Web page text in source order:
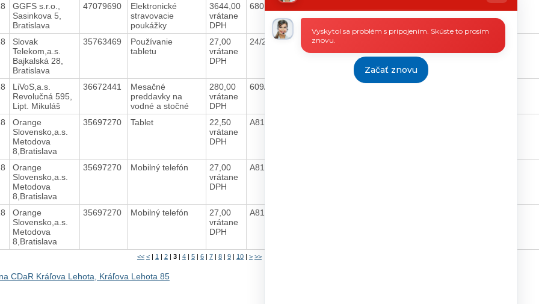
GGFS s.r.o.,
Sasinkova 5,
Bratislava
47079690
Elektronické
stravovacie
poukážky
3644,00
vrátane
DPH
6801/2015
Slovak
Telekom,a.s.
Bajkalská 28,
Bratislava
35763469
Používanie
tabletu
27,00
vrátane
DPH
24/2016
LiVoS,a.s.
Revolučná 595,
Lipt. Mikuláš
36672441
Mesačné
preddavky na
vodné a stočné
280,00
vrátane
DPH
609/2005
Orange
Slovensko,a.s.
Metodova
8,Bratislava
35697270 Tablet
22,50
vrátane
DPH
A8161910/2014,A10012064/2016
Orange
Slovensko,a.s.
Metodova
8,Bratislava
35697270 Mobilný telefón
27,00
vrátane
DPH
A8161910/2014,A10012064/2016
Orange
Slovensko,a.s.
Metodova
8,Bratislava
35697270 Mobilný telefón
27,00
vrátane
DPH
A8161910/2014,A10012064/2016
<< <| 1 | 2| 3| 4| 5| 6| 7| 8| 9| 10| > >>
CDaR Kráľova Lehota, Kráľova Lehota 85
Vyskytol sa problém s pripojením. Skúste to prosím
znovu.
Začať znovu